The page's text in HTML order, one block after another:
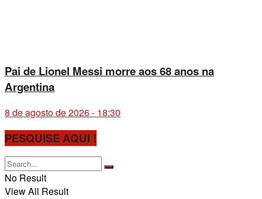
Pai de Lionel Messi morre aos 68 anos na
Argentina
8 de agosto de 2026 - 18:30
PESQUISE AQUI !
No Result
View All Result